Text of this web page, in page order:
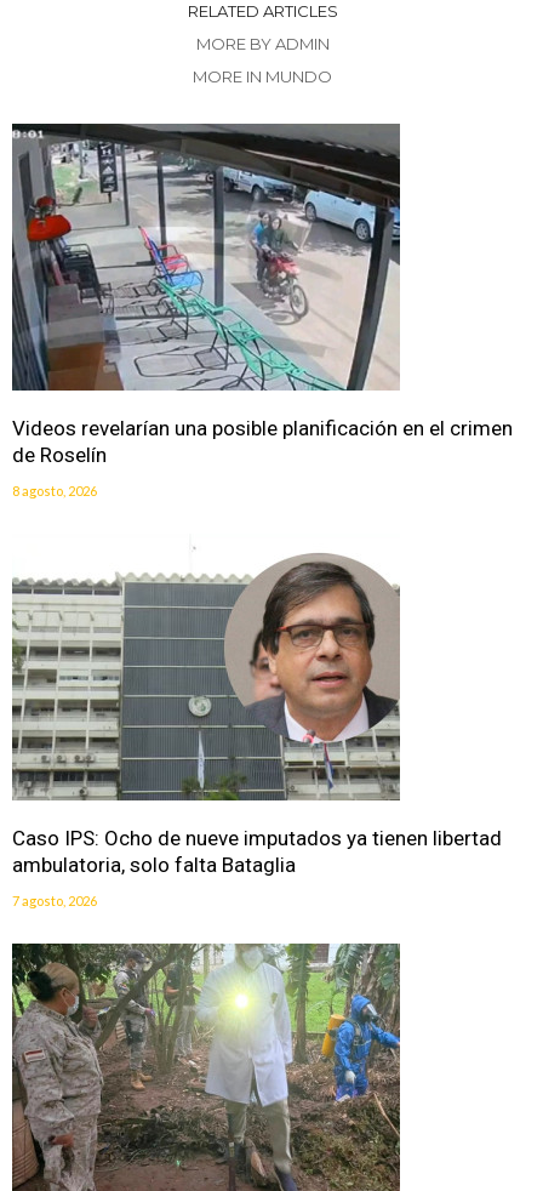
RELATED ARTICLES
MORE BY ADMIN
MORE IN MUNDO
Videos revelarían una posible planificación en el crimen
de Roselín
8 agosto, 2026
Caso IPS: Ocho de nueve imputados ya tienen libertad
ambulatoria, solo falta Bataglia
7 agosto, 2026